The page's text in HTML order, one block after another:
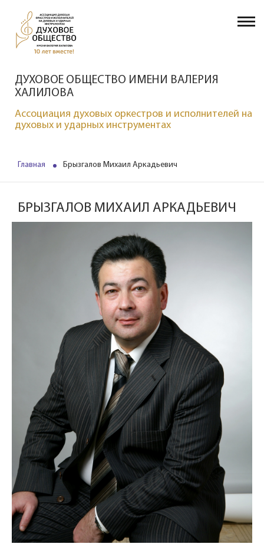
ДУХОВОЕ ОБЩЕСТВО ИМЕНИ ВАЛЕРИЯ
ХАЛИЛОВА
Ассоциация духовых оркестров и исполнителей на
духовых и ударных инструментах
Главная Брызгалов Михаил Аркадьевич
БРЫЗГАЛОВ МИХАИЛ АРКАДЬЕВИЧ